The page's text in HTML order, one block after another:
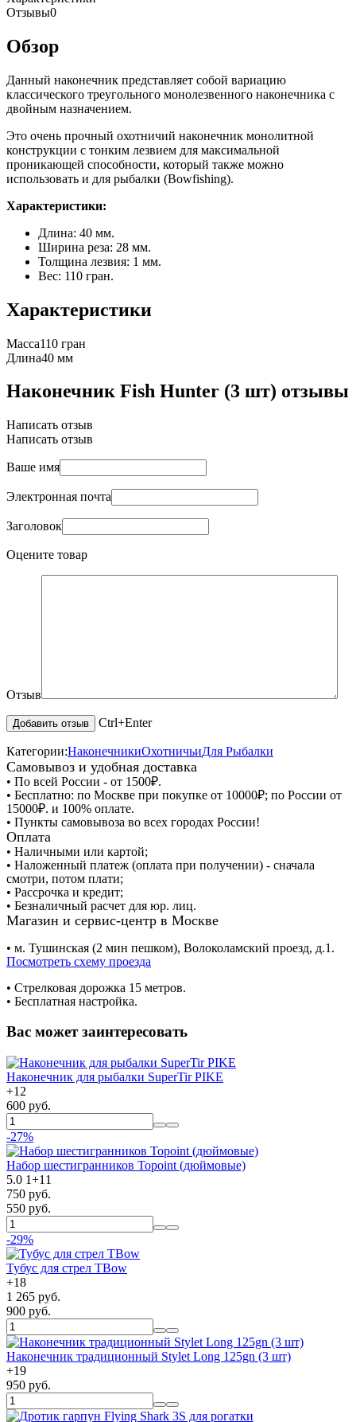
Отзывы0
Обзор
Данный наконечник представляет собой вариацию
классического треугольного монолезвенного наконечника с
двойным назначением.
Это очень прочный охотничий наконечник монолитной
конструкции с тонким лезвием для максимальной
проникающей способности, который также можно
использовать и для рыбалки (Bowfishing).
Характеристики:
Длина: 40 мм.
Ширина реза: 28 мм.
Толщина лезвия: 1 мм.
Вес: 110 гран.
Характеристики
Масса110 гран
Длина40 мм
Наконечник Fish Hunter (3 шт) отзывы
Написать отзыв
Написать отзыв
Ваше имя
Электронная почта
Заголовок
Оцените товар
Отзыв
Ctrl+Enter
Категории:НаконечникиОхотничьиДля Рыбалки
Самовывоз и удобная доставка
• По всей России - от 1500₽.
• Бесплатно: по Москве при покупке от 10000₽; по России от
15000₽. и 100% оплате.
• Пункты самовывоза во всех городах России!
Оплата
• Наличными или картой;
• Наложенный платеж (оплата при получении) - сначала
смотри, потом плати;
• Рассрочка и кредит;
• Безналичный расчет для юр. лиц.
Магазин и сервис-центр в Москве
• м. Тушинская (2 мин пешком), Волоколамский проезд, д.1.
Посмотреть схему проезда
• Cтрелковая дорожка 15 метров.
• Бесплатная настройка.
Вас может заинтересовать
Наконечник для рыбалки SuperTir PIKE
+12
600 руб.
-27%
Набор шестигранников Topoint (дюймовые)
5.0 1+11
750 руб.
550 руб.
-29%
Тубус для стрел TBow
+18
1 265 руб.
900 руб.
Наконечник традиционный Stylet Long 125gn (3 шт)
+19
950 руб.